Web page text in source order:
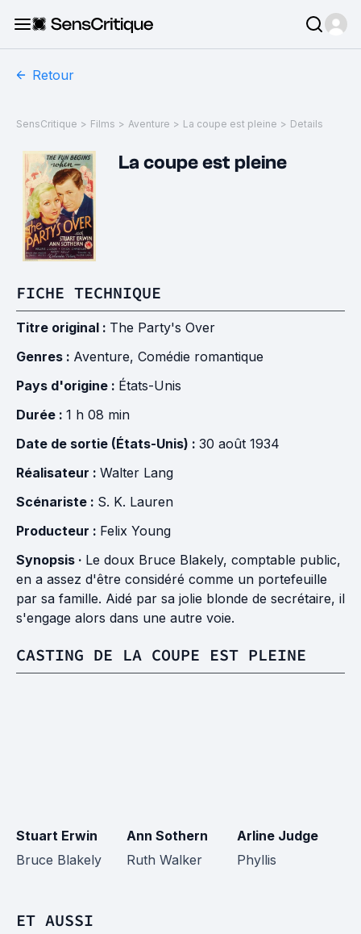
Retour
SensCritique > Films > Aventure > La coupe est pleine > Details
La coupe est pleine
FICHE TECHNIQUE
Titre original : The Party's Over
Genres : Aventure, Comédie romantique
Pays d'origine : États-Unis
Durée : 1 h 08 min
Date de sortie (États-Unis) : 30 août 1934
Réalisateur : Walter Lang
Scénariste : S. K. Lauren
Producteur : Felix Young
Synopsis · Le doux Bruce Blakely, comptable public,
en a assez d'être considéré comme un portefeuille
par sa famille. Aidé par sa jolie blonde de secrétaire, il
s'engage alors dans une autre voie.
CASTING DE LA COUPE EST PLEINE
Stuart Erwin
Bruce Blakely
Ann Sothern
Ruth Walker
Arline Judge
Phyllis
ET AUSSI